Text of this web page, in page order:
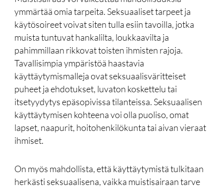
ymmärtää omia tarpeita. Seksuaaliset tarpeet ja
käytösoireet voivat siten tulla esiin tavoilla, jotka
muista tuntuvat hankalilta, loukkaavilta ja
pahimmillaan rikkovat toisten ihmisten rajoja.
Tavallisimpia ympäristöä haastavia
käyttäytymismalleja ovat seksuaalisväritteiset
puheet ja ehdotukset, luvaton koskettelu tai
itsetyydytys epäsopivissa tilanteissa. Seksuaalisen
käyttäytymisen kohteena voi olla puoliso, omat
lapset, naapurit, hoitohenkilökunta tai aivan vieraat
ihmiset.
On myös mahdollista, että käyttäytymistä tulkitaan
herkästi seksuaalisena, vaikka muistisairaan tarve